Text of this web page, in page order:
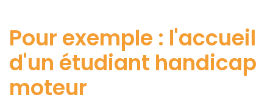
Pour exemple : l'accueil
d'un étudiant handicap
moteur